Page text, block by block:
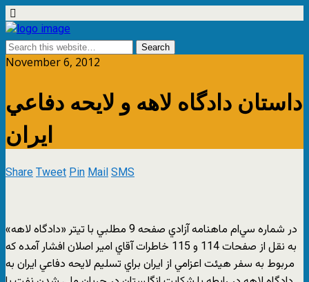
November 6, 2012
داستان دادگاه لاهه و لايحه دفاعي
ايران
ShareTweetPinMailSMS
در شماره سي‌ام ماهنامه آزادي صفحه 9 مطلبي با تيتر «دادگاه لاهه»
به نقل از صفحات 114 و 115 خاطرات آقاي امير اصلان افشار آمده كه
مربوط به سفر هيئت اعزامي از ايران براي تسليم لايحه دفاعي ايران به